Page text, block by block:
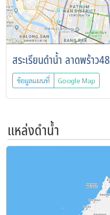
สระเรียนดำน้ำ ลาดพร้าว48
ข้อมูลแผนที่ Google Map
แหล่งดำน้ำ